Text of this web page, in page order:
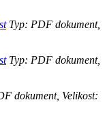
Typ: PDF dokument,
Typ: PDF dokument,
dokument, Velikost: